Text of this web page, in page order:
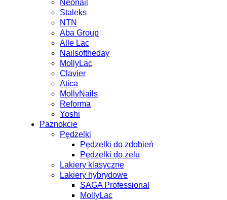
Neonail
Staleks
NTN
Aba Group
Alle Lac
Nailsoftheday
MollyLac
Clavier
Atica
MollyNails
Reforma
Yoshi
Paznokcie
Pędzelki
Pędzelki do zdobień
Pędzelki do żelu
Lakiery klasyczne
Lakiery hybrydowe
SAGA Professional
MollyLac